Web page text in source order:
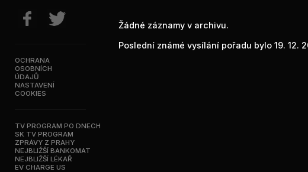
OCHRANA
OSOBNÍCH
ÚDAJŮ
NASTAVENÍ
COOKIES
TV PROGRAM PO DNECH
SK TV PROGRAM
ZPRÁVY Z PRAHY
NEJBLIŽŠÍ BANKOMAT
NEJBLIŽŠÍ LÉKAŘ
EV CHARGE US
Žádné záznamy v archivu.
Poslední známé vysílání pořadu bylo 19. 12.